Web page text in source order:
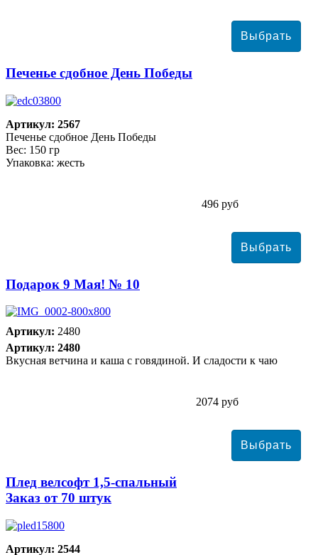
Печенье сдобное День Победы
Артикул: 2567
Печенье сдобное День Победы
Вес: 150 гр
Упаковка: жесть
496 руб
Подарок 9 Мая! № 10
Артикул: 2480
Артикул: 2480
Вкусная ветчина и каша с говядиной. И сладости к чаю
2074 руб
Плед велсофт 1,5-спальный
Заказ от 70 штук
Артикул: 2544